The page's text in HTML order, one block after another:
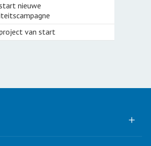
nieuwe
van start